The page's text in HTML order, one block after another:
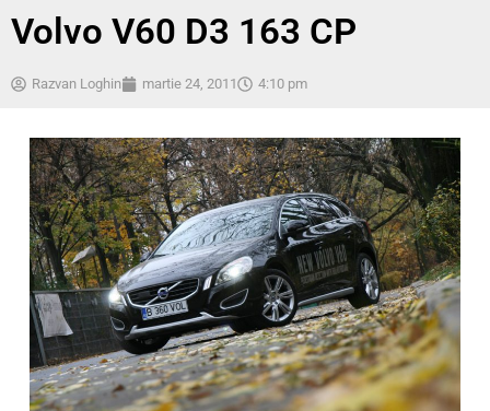
Volvo V60 D3 163 CP
Razvan Loghin martie 24, 2011 4:10 pm